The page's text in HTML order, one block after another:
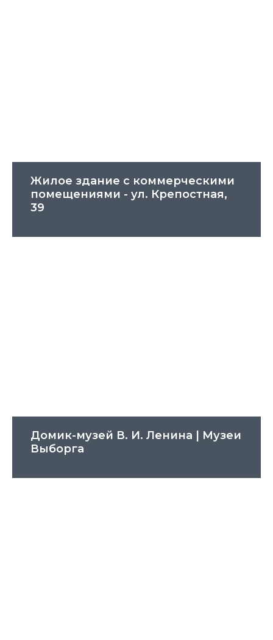
Жилое здание с коммерческими
помещениями - ул. Крепостная,
39
Домик-музей В. И. Ленина | Музеи
Выборга